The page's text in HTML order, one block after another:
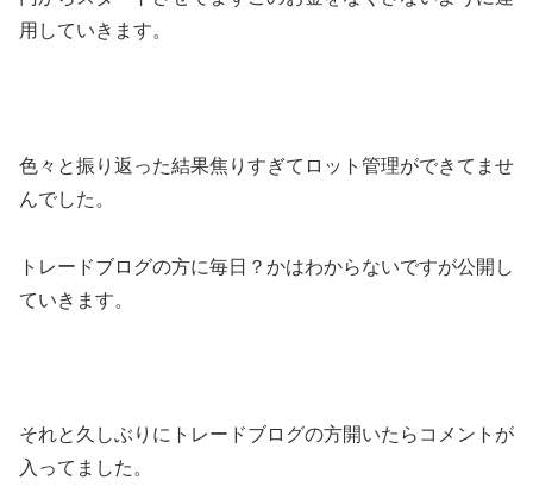
用していきます。
色々と振り返った結果焦りすぎてロット管理ができてませ
んでした。
トレードブログの方に毎日？かはわからないですが公開し
ていきます。
それと久しぶりにトレードブログの方開いたらコメントが
入ってました。